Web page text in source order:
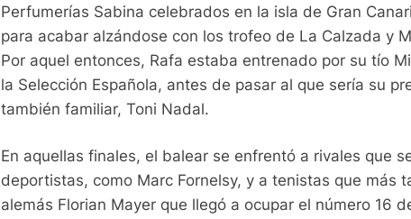
Perfumerías Sabina celebrados en la isla de Gran
para acabar alzándose con los trofeo de La Calzada y
Por aquel entonces, Rafa estaba entrenado por su tío
la Selección Española, antes de pasar al que sería su
también familiar, Toni Nadal.
En aquellas finales, el balear se enfrentó a rivales que
deportistas, como Marc Fornelsy, y a tenistas que más
alemás Florian Mayer que llegó a ocupar el número 16